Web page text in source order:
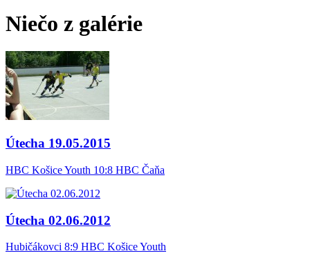
Niečo z galérie
Útecha 19.05.2015
HBC Košice Youth 10:8 HBC Čaňa
Útecha 02.06.2012
Hubičákovci 8:9 HBC Košice Youth